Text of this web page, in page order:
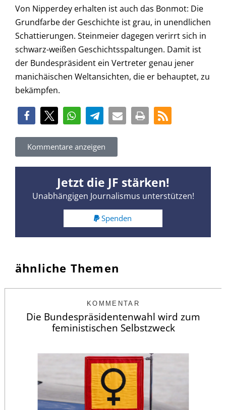
Von Nipperdey erhalten ist auch das Bonmot: Die
Grundfarbe der Geschichte ist grau, in unendlichen
Schattierungen. Steinmeier dagegen verirrt sich in
schwarz-weißen Geschichtsspaltungen. Damit ist
der Bundespräsident ein Vertreter genau jener
manichäischen Weltansichten, die er behauptet, zu
bekämpfen.
Kommentare anzeigen
Jetzt die JF stärken!
Unabhängigen Journalismus unterstützen!
Spenden
ähnliche Themen
KOMMENTAR
Die Bundespräsidentenwahl wird zum
feministischen Selbstzweck